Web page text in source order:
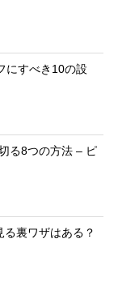
にすべき10の設
る8つの方法 – ピ
裏ワザはある？